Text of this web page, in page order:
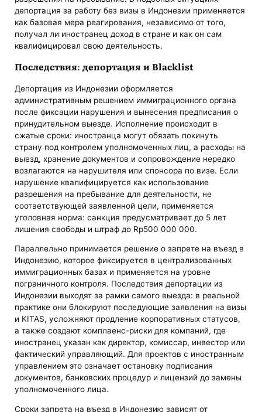
депортация за работу без визы в Индонезии применяется
как базовая мера реагирования, независимо от того,
получал ли иностранец доход в стране и как он сам
квалифицировал свою деятельность.
Последствия: депортация и Blacklist
Депортация из Индонезии оформляется
административным решением иммиграционного органа
после фиксации нарушения и вынесения предписания о
принудительном выезде. Исполнение происходит в
сжатые сроки: иностранца могут обязать покинуть
страну под контролем уполномоченных лиц, а расходы на
выезд, хранение документов и сопровождение нередко
возлагаются на нарушителя или спонсора по визе. Если
нарушение квалифицируется как использование
разрешения на пребывание для деятельности, не
соответствующей заявленной цели, применяется
уголовная норма: санкция предусматривает до 5 лет
лишения свободы и штраф до Rp500 000 000.
Параллельно принимается решение о запрете на въезд в
Индонезию, которое фиксируется в централизованных
иммиграционных базах и применяется на уровне
пограничного контроля. Последствия депортации из
Индонезии выходят за рамки самого выезда: в реальной
практике они блокируют последующие заявления на визы
и KITAS, усложняют продление корпоративных статусов,
а также создают комплаенс-риски для компаний, где
иностранец указан как директор, комиссар, инвестор или
фактический управляющий. Для проектов с иностранным
управлением это означает остановку подписания
документов, банковских процедур и лицензий до замены
уполномоченного лица.
Сроки запрета на въезд в Индонезию зависят от